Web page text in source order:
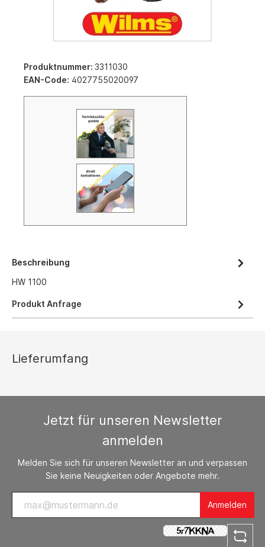
Produktnummer: 3311030
EAN-Code: 4027755020097
Beschreibung
HW 1100
Produkt Anfrage
Lieferumfang
Jetzt für unseren Newsletter
anmelden
Melden Sie sich für unseren Newsletter an und verpassen
Sie keine Neuigkeiten oder Angebote mehr.
Anmelden